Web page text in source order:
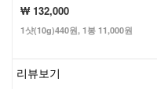
₩ 132,000
1샷(10g)440원, 1봉 11,000원
리뷰보기